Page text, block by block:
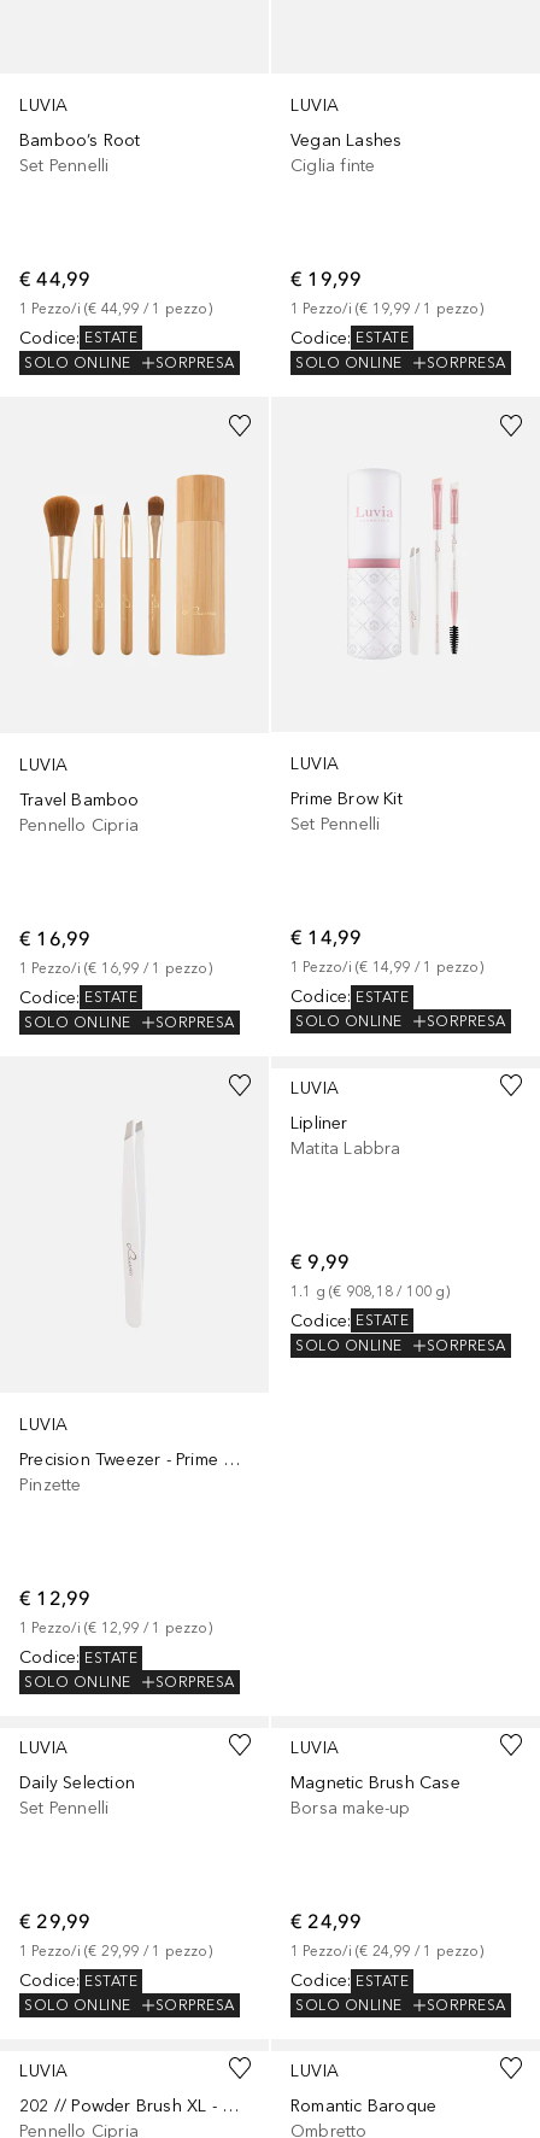
LUVIA
Bamboo’s Root
Set Pennelli
€ 44,99
1 Pezzo/i (€ 44,99 / 1 pezzo)
Codice: ESTATE
SOLO ONLINE
SORPRESA
LUVIA
Vegan Lashes
Ciglia finte
€ 19,99
1 Pezzo/i (€ 19,99 / 1 pezzo)
Codice: ESTATE
SOLO ONLINE
SORPRESA
LUVIA
Travel Bamboo
Pennello Cipria
€ 16,99
1 Pezzo/i (€ 16,99 / 1 pezzo)
Codice: ESTATE
SOLO ONLINE
SORPRESA
LUVIA
Prime Brow Kit
Set Pennelli
€ 14,99
1 Pezzo/i (€ 14,99 / 1 pezzo)
Codice: ESTATE
SOLO ONLINE
SORPRESA
LUVIA
Precision Tweezer - Prime Vegan Elegance
Pinzette
€ 12,99
1 Pezzo/i (€ 12,99 / 1 pezzo)
Codice: ESTATE
SOLO ONLINE
SORPRESA
LUVIA
Lipliner
Matita Labbra
€ 9,99
1.1 g (€ 908,18 / 100 g)
Codice: ESTATE
SOLO ONLINE
SORPRESA
LUVIA
Daily Selection
Set Pennelli
€ 29,99
1 Pezzo/i (€ 29,99 / 1 pezzo)
Codice: ESTATE
SOLO ONLINE
SORPRESA
LUVIA
Magnetic Brush Case
Borsa make-up
€ 24,99
1 Pezzo/i (€ 24,99 / 1 pezzo)
Codice: ESTATE
SOLO ONLINE
SORPRESA
LUVIA
202 // Powder Brush XL - Candy
Pennello Cipria
LUVIA
Romantic Baroque
Ombretto